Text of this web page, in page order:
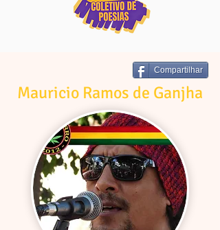
Compartilhar
Mauricio Ramos de Ganjha